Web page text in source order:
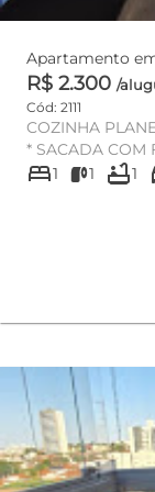
R$ 2.300 /
Cód: 2111
COZINHA
* SACADA COM
CORTINA
bed1 1 bathtub1